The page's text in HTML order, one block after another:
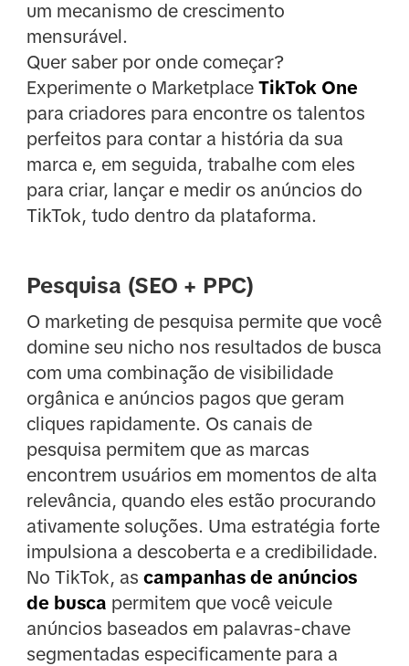
um mecanismo de crescimento
mensurável.
Quer saber por onde começar?
Experimente o Marketplace TikTok One
para criadores para encontre os talentos
perfeitos para contar a história da sua
marca e, em seguida, trabalhe com eles
para criar, lançar e medir os anúncios do
TikTok, tudo dentro da plataforma.
Pesquisa (SEO + PPC)
O marketing de pesquisa permite que você
domine seu nicho nos resultados de busca
com uma combinação de visibilidade
orgânica e anúncios pagos que geram
cliques rapidamente. Os canais de
pesquisa permitem que as marcas
encontrem usuários em momentos de alta
relevância, quando eles estão procurando
ativamente soluções. Uma estratégia forte
impulsiona a descoberta e a credibilidade.
No TikTok, as campanhas de anúncios
de busca permitem que você veicule
anúncios baseados em palavras-chave
segmentadas especificamente para a